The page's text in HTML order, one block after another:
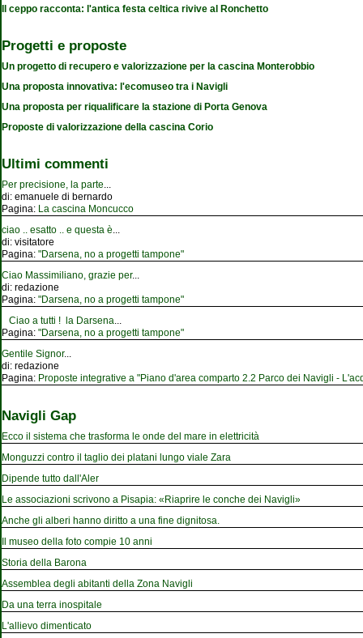
Il ceppo racconta: l'antica festa celtica rivive al Ronchetto
Progetti e proposte
Un progetto di recupero e valorizzazione per la cascina Monterobbio
Una proposta innovativa: l'ecomuseo tra i Navigli
Una proposta per riqualificare la stazione di Porta Genova
Proposte di valorizzazione della cascina Corio
Ultimi commenti
Per precisione, la parte...
di: emanuele di bernardo
Pagina: La cascina Moncucco
ciao .. esatto .. e questa è...
di: visitatore
Pagina: "Darsena, no a progetti tampone"
Ciao Massimiliano, grazie per...
di: redazione
Pagina: "Darsena, no a progetti tampone"
Ciao a tutti ! la Darsena...
Pagina: "Darsena, no a progetti tampone"
Gentile Signor...
di: redazione
Pagina: Proposte integrative a "Piano d'area comparto 2.2 Parco dei Navigli -
Navigli Gap
Ecco il sistema che trasforma le onde del mare in elettricità
Monguzzi contro il taglio dei platani lungo viale Zara
Dipende tutto dall'Aler
Le associazioni scrivono a Pisapia: «Riaprire le conche dei Navigli»
Anche gli alberi hanno diritto a una fine dignitosa.
Il museo della foto compie 10 anni
Storia della Barona
Assemblea degli abitanti della Zona Navigli
Da una terra inospitale
L'allievo dimenticato